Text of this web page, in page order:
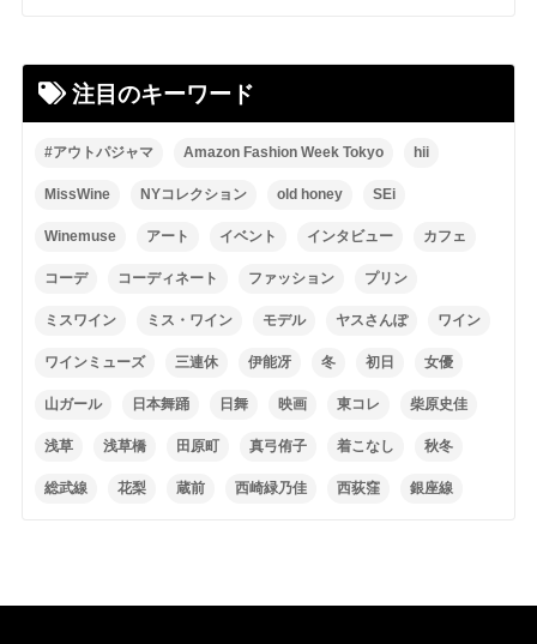
注目のキーワード
#アウトパジャマ Amazon Fashion Week Tokyo hii
MissWine NYコレクション old honey SEi
Winemuse アート イベント インタビュー カフェ
コーデ コーディネート ファッション プリン
ミスワイン ミス・ワイン モデル ヤスさんぽ ワイン
ワインミューズ 三連休 伊能冴 冬 初日 女優
山ガール 日本舞踊 日舞 映画 東コレ 柴原史佳
浅草 浅草橋 田原町 真弓侑子 着こなし 秋冬
総武線 花梨 蔵前 西崎緑乃佳 西荻窪 銀座線